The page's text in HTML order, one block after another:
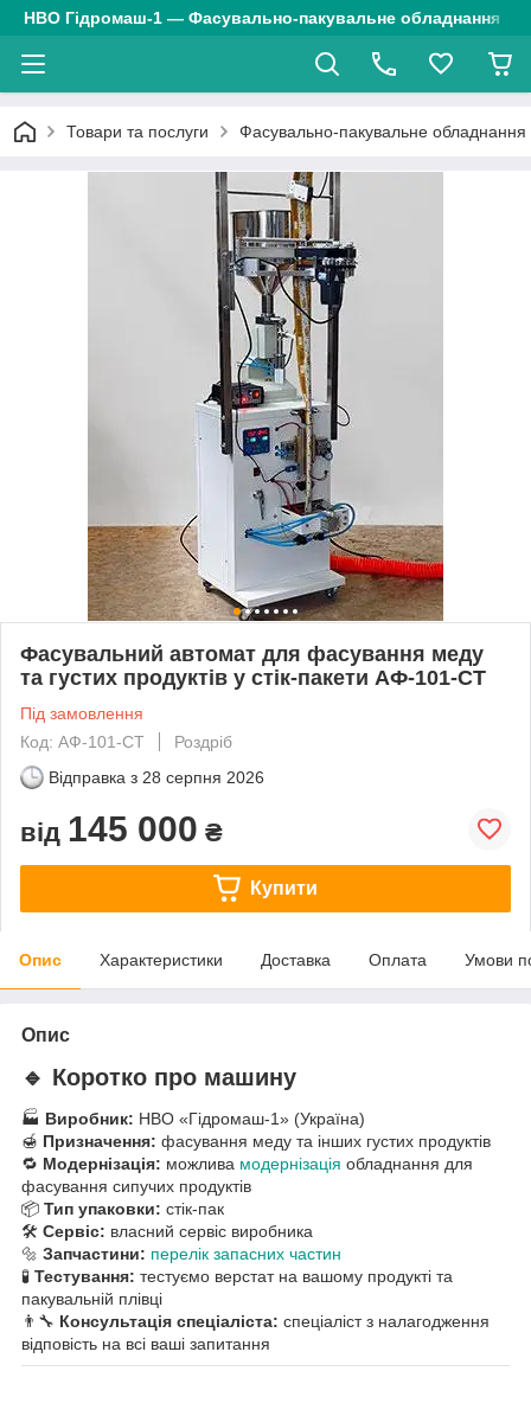
НВО Гідромаш-1 — Фасувально-пакувальне обладнання
Товари та послуги Фасувально-пакувальне обладнання
Фасувальний автомат для фасування меду
та густих продуктів у стік-пакети АФ-101-СТ
Під замовлення
Код: АФ-101-СТ
Роздріб
Відправка з 28 серпня 2026
від 145 000 ₴
Купити
Опис Характеристики Доставка Оплата Умови
Опис
🔹 Коротко про машину
🏭 Виробник: НВО «Гідромаш-1» (Україна)
🍯 Призначення: фасування меду та інших густих продуктів
🔁 Модернізація: можлива модернізація обладнання для
фасування сипучих продуктів
📦 Тип упаковки: стік-пак
🛠 Сервіс: власний сервіс виробника
🔩 Запчастини: перелік запасних частин
🧪 Тестування: тестуємо верстат на вашому продукті та
пакувальній плівці
👨‍🔧 Консультація спеціаліста: спеціаліст з налагодження
відповість на всі ваші запитання